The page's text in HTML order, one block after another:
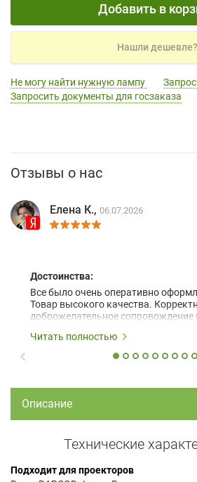
Добавить в
Нашли дешевле?
Не могу найти нужную лампу
Запросить документы для госзаказа
Отзывы о нас
Елена К., 06.07.2026
Достоинства:
Все было очень оперативно
Товар высокого качества.
доброжелательное сопровождение
Читать полностью
Описание
Технические
Подходит для проекторов